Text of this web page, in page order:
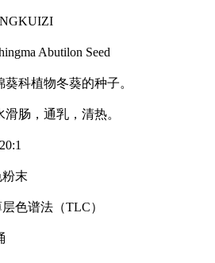
Abutilon Seed
科植物冬葵的种子。
肠，通乳，清热。
粉末
层色谱法（TLC）